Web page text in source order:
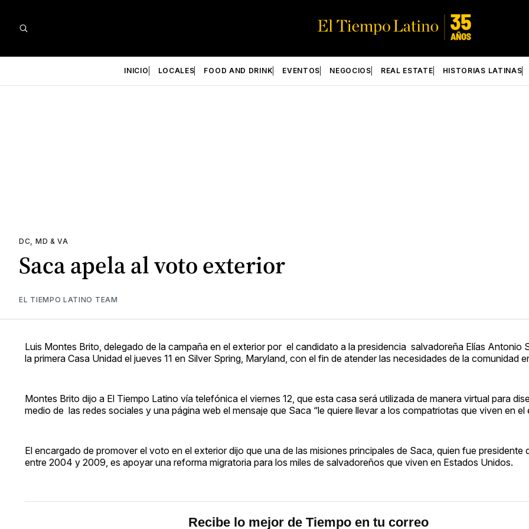
INICIO LOCALES FOOD AND DRINK EVENTOS NEGOCIOS REAL ESTATE HISTORIAS LATINAS
DC, MD & VA
Saca apela al voto exterior
EL TIEMPO LATINO TEAM
Luis Montes Brito, delegado de la campaña en el exterior por el candidato a la presidencia salvadoreña Elías Antonio
la primera Casa Unidad el jueves 11 en Silver Spring, Maryland, con el fin de atender las necesidades de la comunidad
Montes Brito dijo a El Tiempo Latino vía telefónica el viernes 12, que esta casa será utilizada de manera virtual para
medio de las redes sociales y una página web el mensaje que Saca “le quiere llevar a los compatriotas que viven en el
El encargado de promover el voto en el exterior dijo que una de las misiones principales de Saca, quien fue presidente
entre 2004 y 2009, es apoyar una reforma migratoria para los miles de salvadoreños que viven en Estados Unidos.
Recibe lo mejor de Tiempo en tu correo